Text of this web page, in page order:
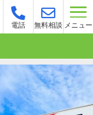
電話 無料相談 メニュー